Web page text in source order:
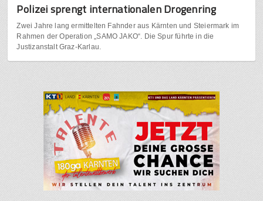
Polizei sprengt internationalen Drogenring
Zwei Jahre lang ermittelten Fahnder aus Kärnten und Steiermark im
Rahmen der Operation „SAMO JAKO“. Die Spur führte in die
Justizanstalt Graz-Karlau.